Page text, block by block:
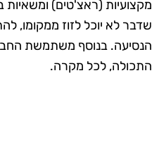
מקצועיות (ראצ'טים) ומשאיות
שדבר לא יוכל לזוז ממקומו,
הנסיעה. בנוסף משתמשת
התכולה, לכל מקרה.